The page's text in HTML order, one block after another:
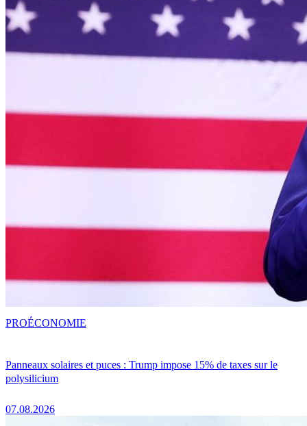
Panneaux solaires et puces : Trump impose 15% de taxes sur le
polysilicium
07.08.2026
PROÉCONOMIE